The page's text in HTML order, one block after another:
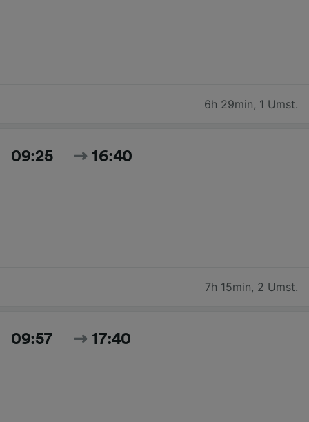
6h 29min, 1 Umst.
09:25 16:40
7h 15min, 2 Umst.
09:57 17:40